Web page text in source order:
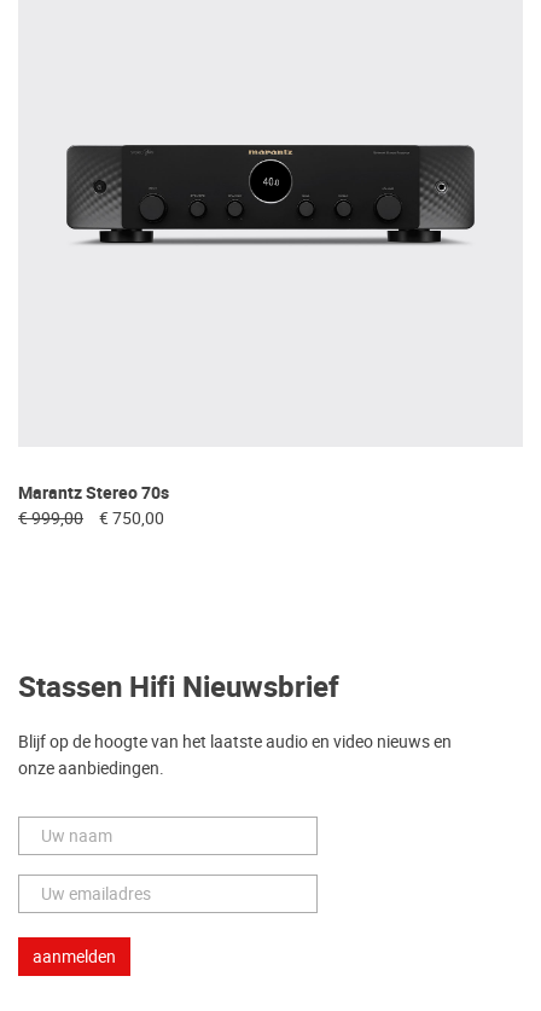
Marantz Stereo 70s
€ 999,00 € 750,00
Stassen Hifi Nieuwsbrief
Blijf op de hoogte van het laatste audio en video nieuws en
onze aanbiedingen.